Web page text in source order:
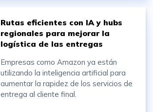
Rutas eficientes con IA y hubs
regionales para mejorar la
logística de las entregas
Empresas como Amazon ya están
utilizando la inteligencia artificial para
aumentar la rapidez de los servicios de
entrega al cliente final.